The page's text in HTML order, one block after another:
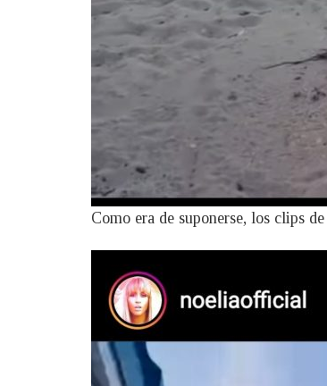
Como era de suponerse, los clips